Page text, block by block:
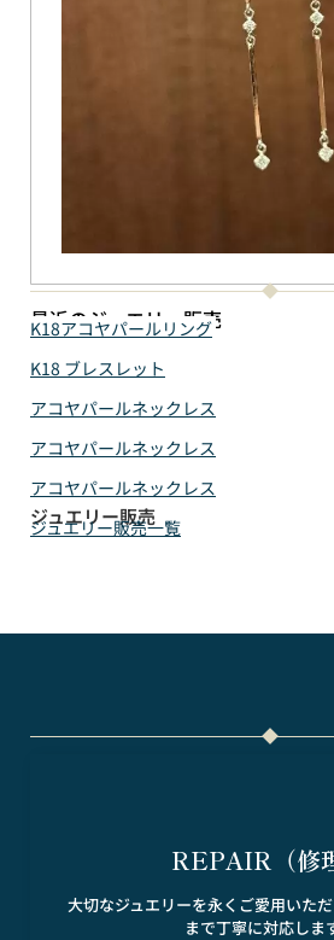
最近のジュエリー販売
K18アコヤパールリング
K18 ブレスレット
アコヤパールネックレス
アコヤパールネックレス
アコヤパールネックレス
ジュエリー販売
ジュエリー販売一覧
REPAIR（修
大切なジュエリーを永くご愛用いた
まで丁寧に対応しま